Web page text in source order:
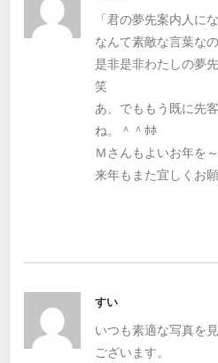
「君の夢先案内人に
なんて素敵な言葉なの
是非是非わたしの夢
笑
あ、でももう既に先
ね。＾＾ﾎﾎ
Ｍさんもよいお年を
来年もまた宜しくお
すい
いつも素適な写真を
ございます。